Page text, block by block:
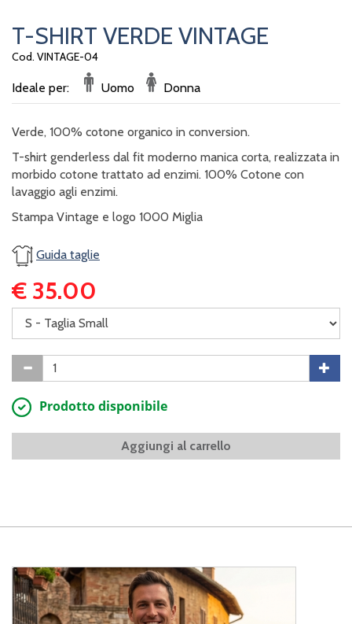
T-SHIRT VERDE VINTAGE
Cod. VINTAGE-04
Ideale per: Uomo Donna
Verde, 100% cotone organico in conversion.
T-shirt genderless dal fit moderno manica corta, realizzata in
morbido cotone trattato ad enzimi. 100% Cotone con
lavaggio agli enzimi.
Stampa Vintage e logo 1000 Miglia
Guida taglie
€ 35.00
Prodotto disponibile
Aggiungi al carrello